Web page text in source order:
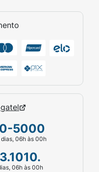
5000
dias, 06h às 00h
06h às 00h